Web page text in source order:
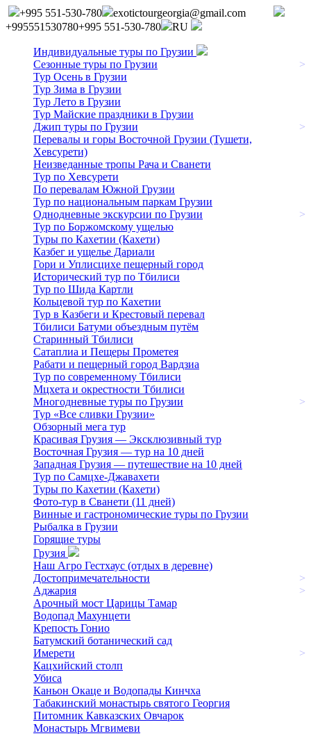
+995 551-530-780
exotictourgeorgia@gmail.com
+995551530780+995 551-530-780 RU
Индивидуальные туры по Грузии
Сезонные туры по Грузии
>
Тур Осень в Грузии
Тур Зима в Грузии
Тур Лето в Грузии
Тур Майские праздники в Грузии
Джип туры по Грузии
>
Перевалы и горы Восточной Грузии (Тушети,
Хевсурети)
Неизведанные тропы Рача и Сванети
Тур по Хевсурети
По перевалам Южной Грузии
Тур по национальным паркам Грузии
Однодневные экскурсии по Грузии
>
Тур по Боржомскому ущелью
Туры по Кахетии (Кахети)
Казбег и ущелье Дариали
Гори и Уплисцихе пещерный город
Исторический тур по Тбилиси
Тур по Шида Картли
Кольцевой тур по Кахетии
Тур в Казбеги и Крестовый перевал
Тбилиси Батуми объездным путём
Старинный Тбилиси
Сатаплиа и Пещеры Прометея
Рабати и пещерный город Вардзиа
Тур по современному Тбилиси
Мцхета и окрестности Тбилиси
Многодневные туры по Грузии
>
Тур «Все сливки Грузии»
Обзорный мега тур
Красивая Грузия — Эксклюзивный тур
Восточная Грузия — тур на 10 дней
Западная Грузия — путешествие на 10 дней
Тур по Самцхе-Джавахети
Туры по Кахетии (Кахети)
Фото-тур в Сванети (11 дней)
Винные и гастрономические туры по Грузии
Рыбалка в Грузии
Горящие туры
Грузия
Наш Агро Гестхаус (отдых в деревне)
Достопримечательности
>
Аджария
>
Арочный мост Царицы Тамар
Водопад Махунцети
Крепость Гонио
Батумский ботанический сад
Имерети
>
Кацхийский столп
Убиса
Каньон Окаце и Водопады Кинчха
Табакинский монастырь святого Георгия
Питомник Кавказских Овчарок
Монастырь Мгвимеви